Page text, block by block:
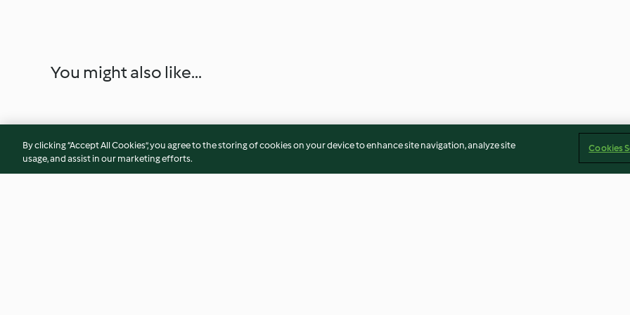
You might also like...
By clicking “Accept All Cookies”, you agree to the storing of cookies on your device to enhance site navigation, analyze site
usage, and assist in our marketing efforts.
Cookies